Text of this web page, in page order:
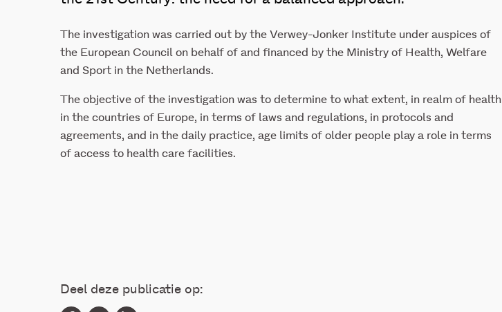
The investigation was carried out by the Verwey-Jonker Institute under auspices of
the European Council on behalf of and financed by the Ministry of Health, Welfare
and Sport in the Netherlands.
The objective of the investigation was to determine to what extent, in realm of health
in the countries of Europe, in terms of laws and regulations, in protocols and
agreements, and in the daily practice, age limits of older people play a role in terms
of access to health care facilities.
Deel deze publicatie op: